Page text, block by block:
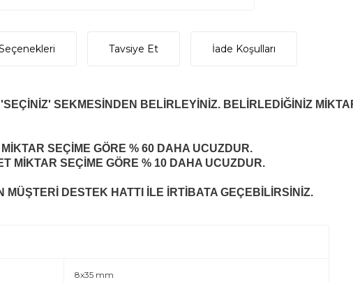
Tavsiye Et İade Koşulları
SEKMESİNDEN BELİRLEYİNİZ. BELİRLEDİĞİNİZ
MİKTAR SEÇİME GÖRE % 60 DAHA UCUZDUR.
MİKTAR SEÇİME GÖRE % 10 DAHA UCUZDUR.
DESTEK HATTI İLE İRTİBATA GEÇEBİLİRSİNİZ.
8x35 mm